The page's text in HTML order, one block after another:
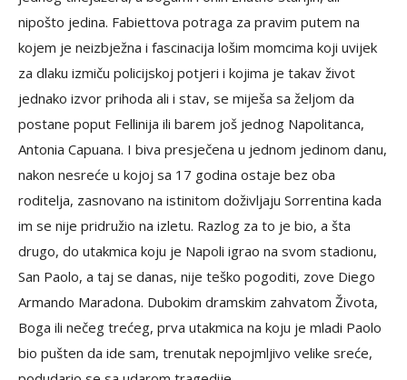
nipošto jedina. Fabiettova potraga za pravim putem na
kojem je neizbježna i fascinacija lošim momcima koji uvijek
za dlaku izmiču policijskoj potjeri i kojima je takav život
jednako izvor prihoda ali i stav, se miješa sa željom da
postane poput Fellinija ili barem još jednog Napolitanca,
Antonia Capuana. I biva presječena u jednom jedinom danu,
nakon nesreće u kojoj sa 17 godina ostaje bez oba
roditelja, zasnovano na istinitom doživljaju Sorrentina kada
im se nije pridružio na izletu. Razlog za to je bio, a šta
drugo, do utakmica koju je Napoli igrao na svom stadionu,
San Paolo, a taj se danas, nije teško pogoditi, zove Diego
Armando Maradona. Dubokim dramskim zahvatom Života,
Boga ili nečeg trećeg, prva utakmica na koju je mladi Paolo
bio pušten da ide sam, trenutak nepojmljivo velike sreće,